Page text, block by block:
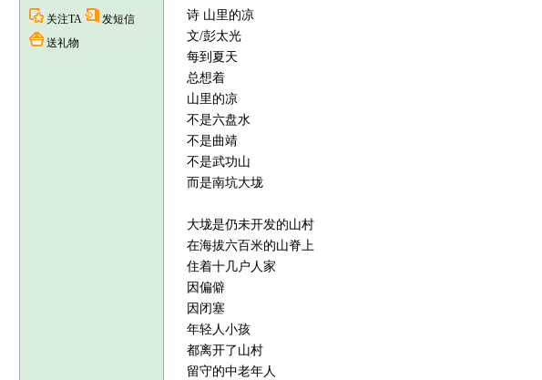
关注TA
发短信
送礼物
诗 山里的凉
文/彭太光
每到夏天
总想着
山里的凉
不是六盘水
不是曲靖
不是武功山
而是南坑大垅
大垅是仍未开发的山村
在海拔六百米的山脊上
住着十几户人家
因偏僻
因闭塞
年轻人小孩
都离开了山村
留守的中老年人